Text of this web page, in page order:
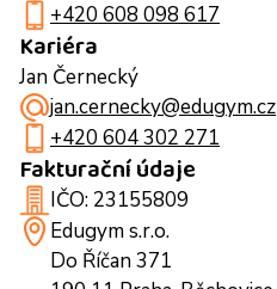
+420 608 098 617
Kariéra
Jan Černecký
jan.cernecky@edugym.cz
+420 604 302 271
Fakturační údaje
IČO: 23155809
Edugym s.r.o.
Do Říčan 371